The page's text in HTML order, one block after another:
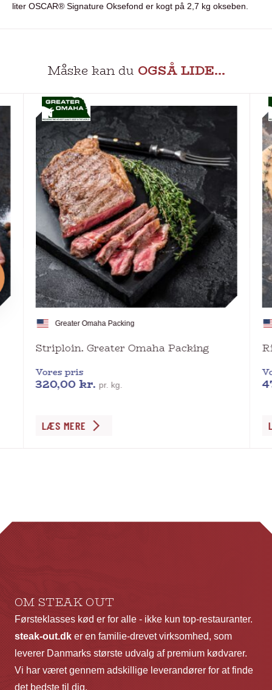
liter OSCAR® Signature Oksefond er kogt på 2,7 kg okseben.
Måske kan du OGSÅ LIDE…
Greater Omaha Packing
Striploin. Greater Omaha Packing
Vores pris
320,00kr. pr. kg.
Dette
kan
LÆS MERE
OM STEAK OUT
Førsteklasses kød er for alle - ikke kun top-restauranter.
steak-out.dk er en familie-drevet virksomhed, som
leverer Danmarks største udvalg af premium kødvarer.
Vi har været gennem adskillige leverandører for at finde
det bedste til dig.